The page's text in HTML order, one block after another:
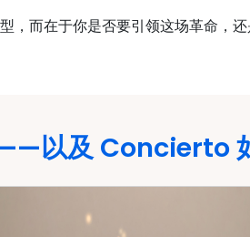
，而在于你是否要引领这场革命，还
以及 Concierto